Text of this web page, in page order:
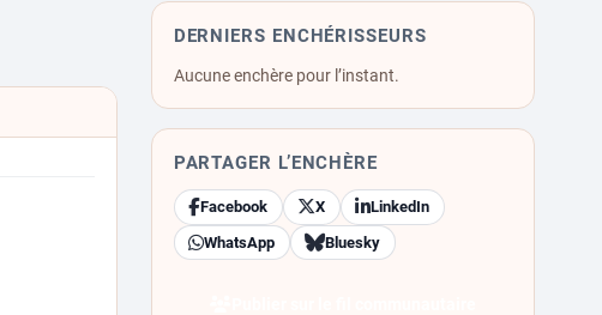
DERNIERS ENCHÉRISSEURS
Aucune enchère pour l’instant.
PARTAGER L’ENCHÈRE
Facebook X
LinkedIn
WhatsApp
Bluesky